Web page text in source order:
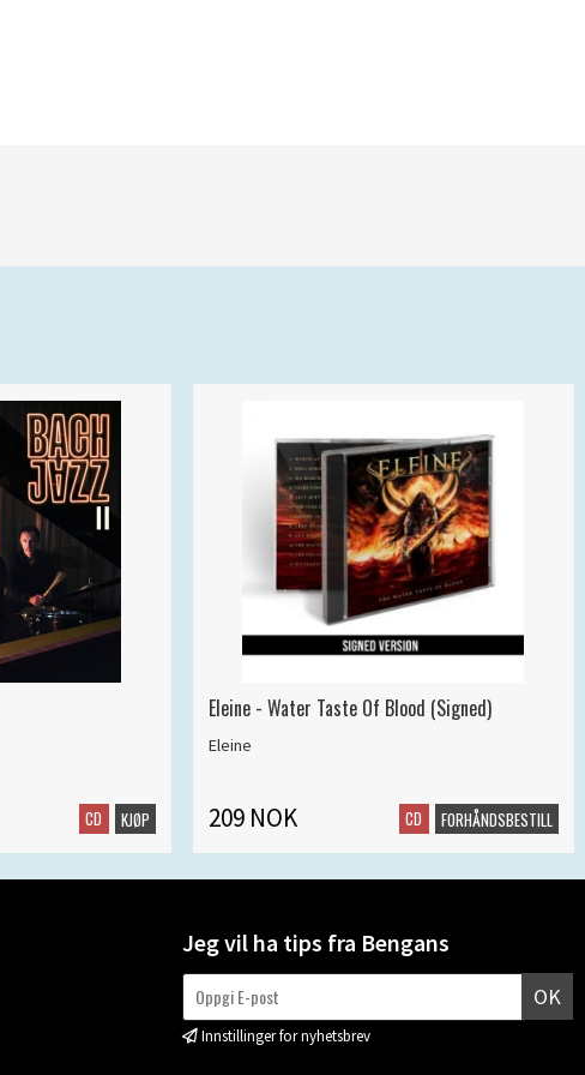
CD KJØP
Eleine - Water Taste Of Blood (Signed)
Eleine
209 NOK CD FORHÅNDSBESTILL
Jeg vil ha tips fra Bengans
OK
Innstillinger for nyhetsbrev